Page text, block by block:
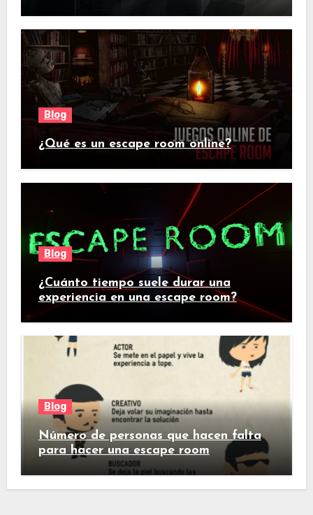
Blog
¿Qué es un escape room online?
Blog
¿Cuánto tiempo suele durar una
experiencia en una escape room?
Blog
Número de personas que hacen falta
para hacer una escape room